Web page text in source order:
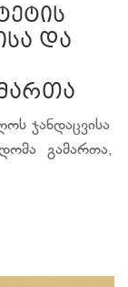
და
ჯანდაცვისა
გამართა,